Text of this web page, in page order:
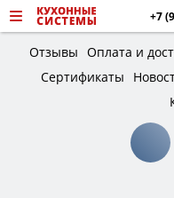
+7
Отзывы Оплата и
Сертификаты